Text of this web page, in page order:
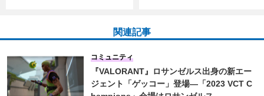
関連記事
『VALORANT』ロサンゼルス出身の新エー
ジェント「ゲッコー」登場―「2023 VCT C
コミュニティ